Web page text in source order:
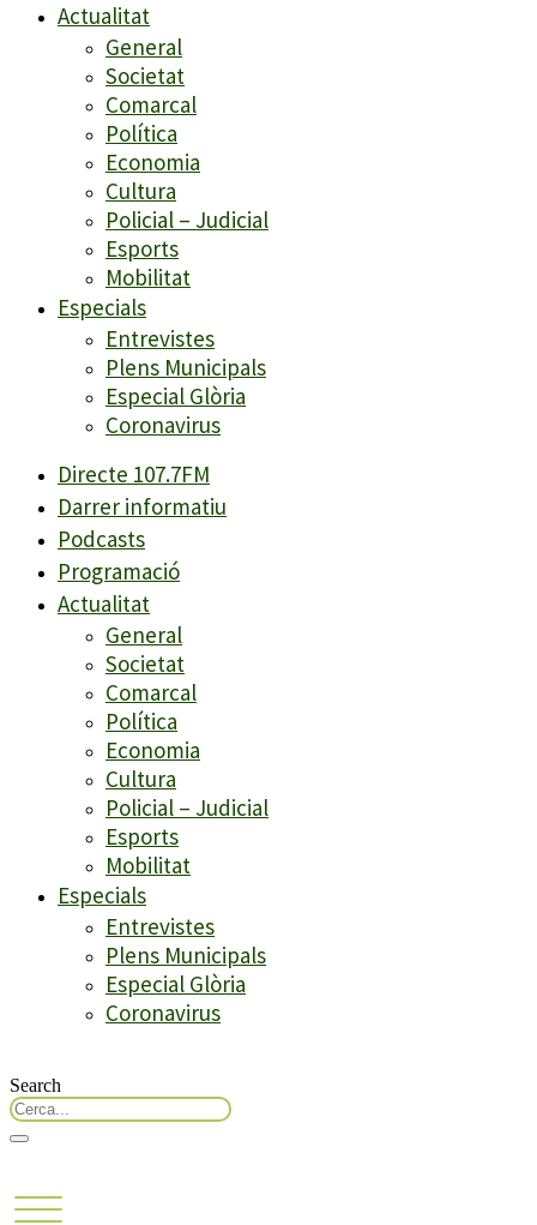
Actualitat
General
Societat
Comarcal
Política
Economia
Cultura
Policial – Judicial
Esports
Mobilitat
Especials
Entrevistes
Plens Municipals
Especial Glòria
Coronavirus
Directe 107.7FM
Darrer informatiu
Podcasts
Programació
Actualitat
General
Societat
Comarcal
Política
Economia
Cultura
Policial – Judicial
Esports
Mobilitat
Especials
Entrevistes
Plens Municipals
Especial Glòria
Coronavirus
Search